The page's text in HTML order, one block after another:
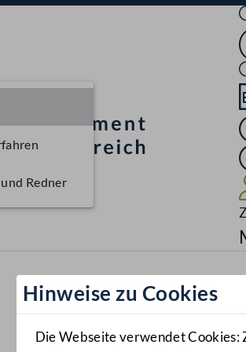
Hinweise zu Cookies
Die Webseite verwendet
Redner